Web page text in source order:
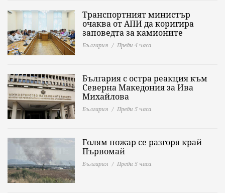
Транспортният министър
очаква от АПИ да коригира
заповедта за камионите
България Преди 4 часа
България с остра реакция към
Северна Македония за Ива
Михайлова
България Преди 5 часа
Голям пожар се разгоря край
Първомай
България Преди 5 часа